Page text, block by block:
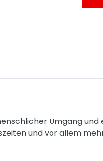
Umgang
und vor allem